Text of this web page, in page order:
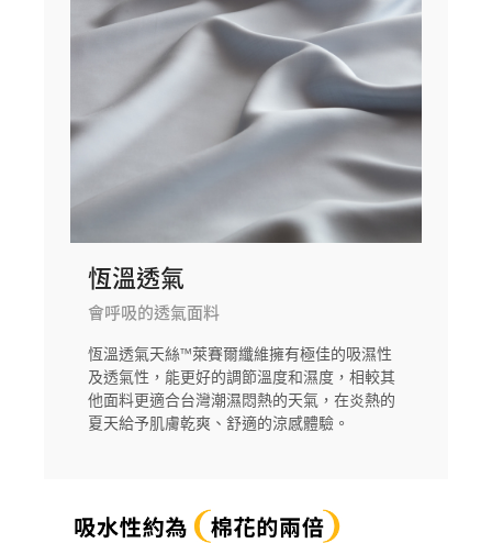
恆溫透氣
會呼吸的透氣面料
恆溫透氣天絲™萊賽爾纖維擁有極佳的吸濕性
及透氣性，能更好的調節溫度和濕度，相較其
他面料更適合台灣潮濕悶熱的天氣，在炎熱的
夏天給予肌膚乾爽、舒適的涼感體驗。